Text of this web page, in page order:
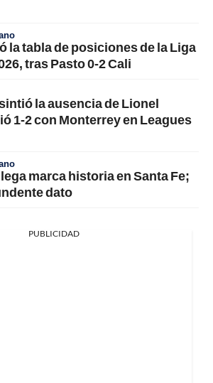
la tabla de posiciones de la Liga
tras Pasto 0-2 Cali
la ausencia de Lionel
1-2 con Monterrey en Leagues
marca historia en Santa Fe;
dato
PUBLICIDAD